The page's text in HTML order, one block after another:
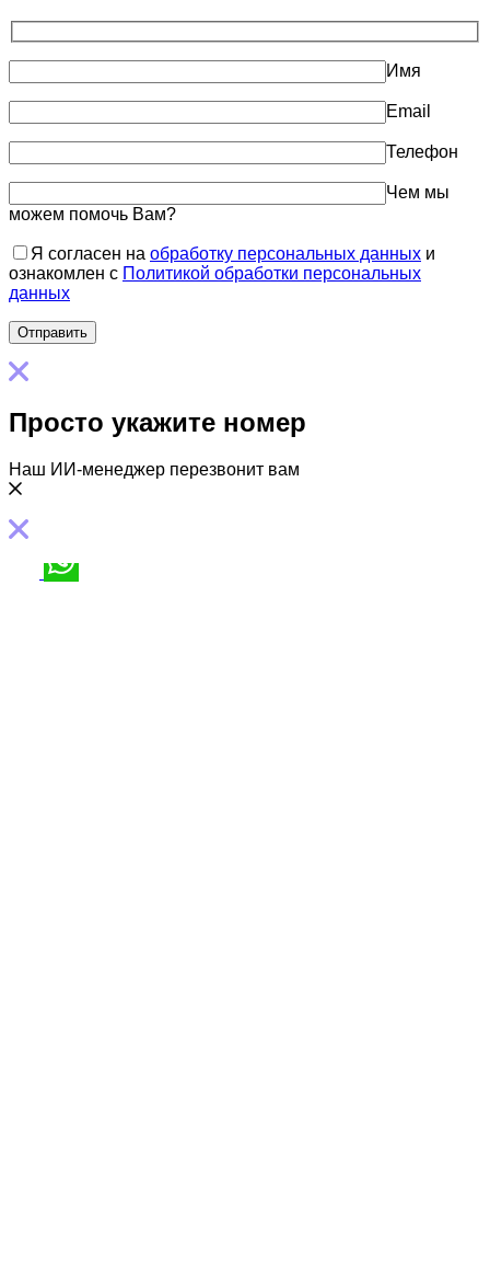
Имя
Email
Телефон
Чем мы
можем помочь Вам?
Я согласен на обработку персональных данных и
ознакомлен с Политикой обработки персональных
данных
Просто укажите номер
Наш ИИ-менеджер перезвонит вам